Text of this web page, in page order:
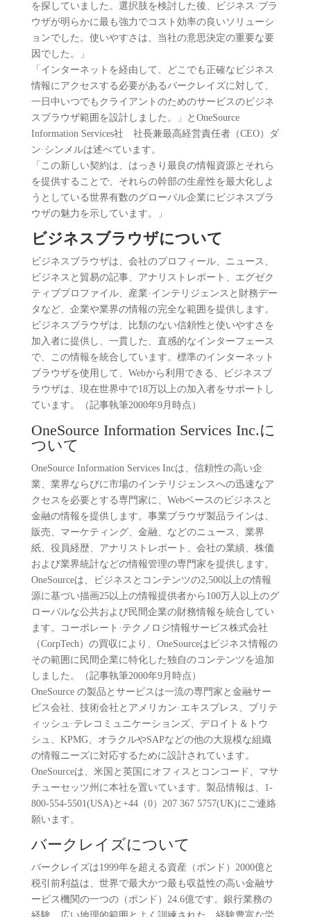
を探していました。選択肢を検討した後、ビジネス·ブラ
ウザが明らかに最も強力でコスト効率の良いソリューシ
ョンでした。使いやすさは、当社の意思決定の重要な要
因でした。」
「インターネットを経由して、どこでも正確なビジネス
情報にアクセスする必要があるバークレイズに対して、
一日中いつでもクライアントのためのサービスのビジネ
スブラウザ範囲を設計しました。」とOneSource
Information Services社 社長兼最高経営責任者（CEO）ダ
ン·シンメルは述べています。
「この新しい契約は、はっきり最良の情報資源とそれら
を提供することで、それらの幹部の生産性を最大化しよ
うとしている世界有数のグローバル企業にビジネスブラ
ウザの魅力を示しています。」
ビジネスブラウザについて
ビジネスブラウザは、会社のプロフィール、ニュース、
ビジネスと貿易の記事、アナリストレポート、エグゼク
ティブプロファイル、産業·インテリジェンスと財務デー
タなど、企業や業界の情報の完全な範囲を提供します。
ビジネスブラウザは、比類のない信頼性と使いやすさを
加入者に提供し、一貫した、直感的なインターフェース
で、この情報を統合しています。標準のインターネット
ブラウザを使用して、Webから利用できる、ビジネスブ
ラウザは、現在世界中で18万以上の加入者をサポートし
ています。（記事執筆2000年9月時点）
OneSource Information Services Inc.に
ついて
OneSource Information Services Incは、信頼性の高い企
業、業界ならびに市場のインテリジェンスへの迅速なア
クセスを必要とする専門家に、Webベースのビジネスと
金融の情報を提供します。事業ブラウザ製品ラインは、
販売、マーケティング、金融、などのニュース、業界
紙、役員経歴、アナリストレポート、会社の業績、株価
および業界統計などの情報管理の専門家を提供します。
OneSourceは、ビジネスとコンテンツの2,500以上の情報
源に基づい描画25以上の情報提供者から100万人以上のグ
ローバルな公共および民間企業の財務情報を統合してい
ます。コー​​ポレート·テクノロジ情報サービス株式会社
（CorpTech）の買収により、OneSourceはビジネス情報の
その範囲に民間企業に特化した独自のコンテンツを追加
しました。（記事執筆2000年9月時点）
OneSource の製品とサービスは一流の専門家と金融サー
ビス会社、技術会社とアメリカン·エキスプレス、ブリテ
ィッシュ·テレコミュニケーションズ、デロイト＆トウ
シュ、KPMG、オラクルやSAPなどの他の大規模な組織
の情報ニーズに対応するために設計されています。
OneSourceは、米国と英国にオフィスとコンコード、マサ
チューセッツ州に本社を置いています。製品情報は、1-
800-554-5501(USA)と+44（0）207 367 5757(UK)にご連絡
願います。
バークレイズについて
バークレイズは1999年を超える資産（ポンド）2000億と
税引前利益は、世界で最大かつ最も収益性の高い金融サ
ービス機関の一つの（ポンド）24.6億です。銀行業務の